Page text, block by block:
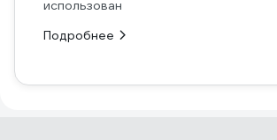
использован
Подробнее